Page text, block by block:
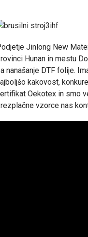
Jinlong New
Hunan in mestu
nanašanje DTF folije.
kakovost,
Oekotex in smo
vzorce nas